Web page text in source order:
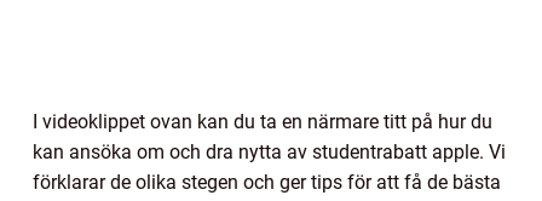
I videoklippet ovan kan du ta en närmare titt på hur du
kan ansöka om och dra nytta av studentrabatt apple. Vi
förklarar de olika stegen och ger tips för att få de bästa